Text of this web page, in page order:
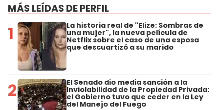
MÁS LEÍDAS DE PERFIL
1 La historia real de "Elize: Sombras de
una mujer", la nueva película de
Netflix sobre el caso de una esposa
que descuartizó a su marido
2 El Senado dio media sanción a la
Inviolabilidad de la Propiedad Privada:
el Gobierno tuvo que ceder en la Ley
del Manejo del Fuego